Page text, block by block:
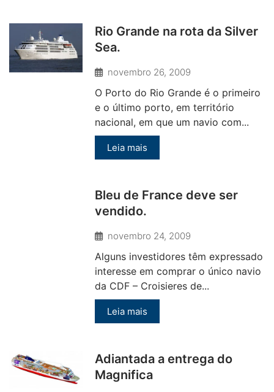
Rio Grande na rota da Silver
Sea.
novembro 26, 2009
O Porto do Rio Grande é o primeiro
e o último porto, em território
nacional, em que um navio com...
Leia mais
Bleu de France deve ser
vendido.
novembro 24, 2009
Alguns investidores têm expressado
interesse em comprar o único navio
da CDF – Croisieres de...
Leia mais
Adiantada a entrega do
Magnifica